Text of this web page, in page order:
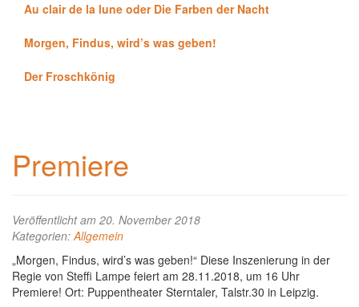
Au clair de la lune oder Die Farben der Nacht
Morgen, Findus, wird’s was geben!
Der Froschkönig
Premiere
Veröffentlicht am 20. November 2018
Kategorien:Allgemein
„Morgen, Findus, wird’s was geben!“ Diese Inszenierung in der
Regie von Steffi Lampe feiert am 28.11.2018, um 16 Uhr
Premiere! Ort: Puppentheater Sterntaler, Talstr.30 in Leipzig.